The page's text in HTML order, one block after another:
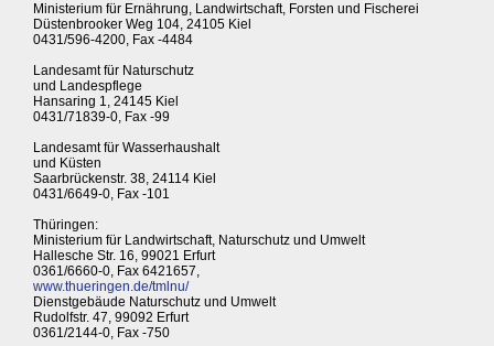
Ministerium für Ernährung, Landwirtschaft, Forsten und Fischerei
Düstenbrooker Weg 104, 24105 Kiel
0431/596-4200, Fax -4484
Landesamt für Naturschutz
und Landespflege
Hansaring 1, 24145 Kiel
0431/71839-0, Fax -99
Landesamt für Wasserhaushalt
und Küsten
Saarbrückenstr. 38, 24114 Kiel
0431/6649-0, Fax -101
Thüringen:
Ministerium für Landwirtschaft, Naturschutz und Umwelt
Hallesche Str. 16, 99021 Erfurt
0361/6660-0, Fax 6421657,
www.thueringen.de/tmlnu/
Dienstgebäude Naturschutz und Umwelt
Rudolfstr. 47, 99092 Erfurt
0361/2144-0, Fax -750